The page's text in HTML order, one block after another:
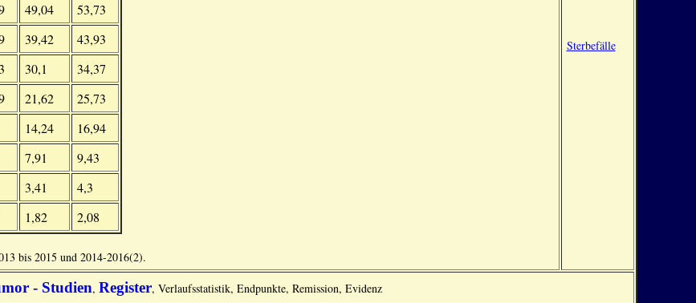
49,04
53,73
39,42
43,93
30,1
34,37
21,62
25,73
14,24
16,94
7,91
9,43
3,41
4,3
1,82 2,08
bis 2015 und 2014-2016(2).
Sterbefälle
- Studien, Register, Verlaufsstatistik, Endpunkte, Remission, Evidenz